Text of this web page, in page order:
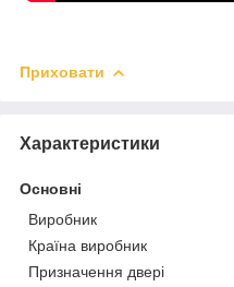
Приховати
Характеристики
Основні
Виробник
Країна виробник
Призначення двері